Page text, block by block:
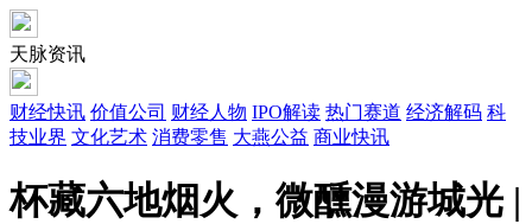
天脉资讯
财经快讯 价值公司 财经人物 IPO解读 热门赛道 经济解码 科
技业界 文化艺术 消费零售 大燕公益 商业快讯
杯藏六地烟火，微醺漫游城光 |